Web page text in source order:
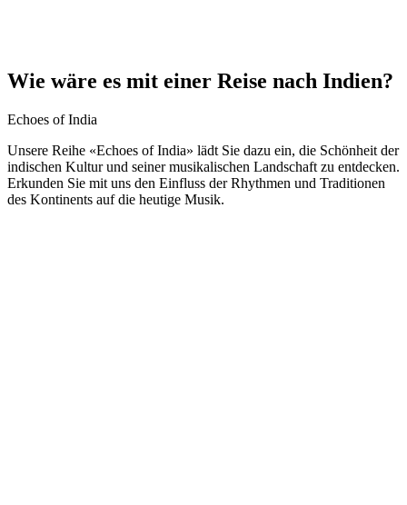
Wie wäre es mit einer Reise nach Indien?
Echoes of India
Unsere Reihe «Echoes of India» lädt Sie dazu ein, die Schönheit der
indischen Kultur und seiner musikalischen Landschaft zu entdecken.
Erkunden Sie mit uns den Einfluss der Rhythmen und Traditionen
des Kontinents auf die heutige Musik.